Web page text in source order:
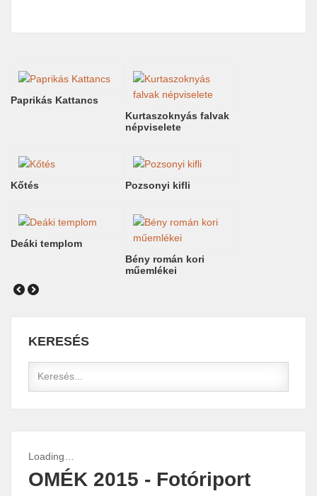
Paprikás Kattancs
Kurtaszoknyás falvak
népviselete
Kőtés Pozsonyi kifli
Deáki templom
Bény román kori
műemlékei
KERESÉS
Loading…
OMÉK 2015 - Fotóriport